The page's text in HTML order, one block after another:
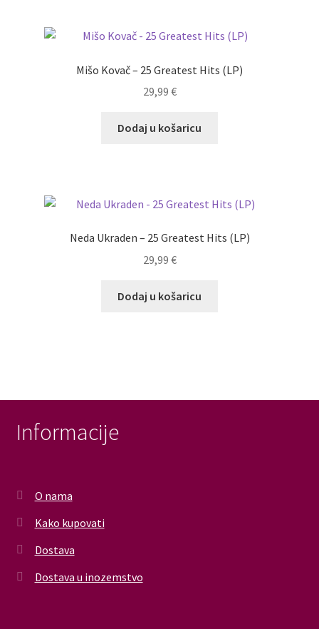
Mišo Kovač – 25 Greatest Hits (LP)
29,99 €
Dodaj u košaricu
Neda Ukraden – 25 Greatest Hits (LP)
29,99 €
Dodaj u košaricu
Informacije
O nama
Kako kupovati
Dostava
Dostava u inozemstvo